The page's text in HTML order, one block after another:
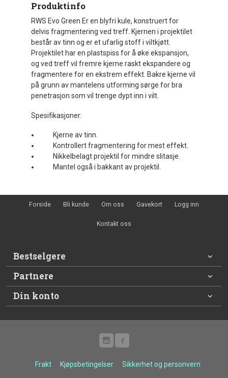
Produktinfo
RWS Evo Green Er en blyfri kule, konstruert for
delvis fragmentering ved treff. Kjernen i projektilet
består av tinn og er et ufarlig stoff i viltkjøtt.
Projektilet har en plastspiss for å øke ekspansjon,
og ved treff vil fremre kjerne raskt ekspandere og
fragmentere for en ekstrem effekt. Bakre kjerne vil
på grunn av mantelens utforming sørge for bra
penetrasjon som vil trenge dypt inn i vilt.
Spesifikasjoner:
Kjerne av tinn.
Kontrollert fragmentering for mest effekt.
Nikkelbelagt projektil for mindre slitasje.
Mantel også i bakkant av projektil.
Forside Bli kunde Om oss Gavekort Logg inn
Kontakt oss
Bestselgere
Partnere
Din konto
Frakt Kjøpsbetingelser Sikkerhet og personvern